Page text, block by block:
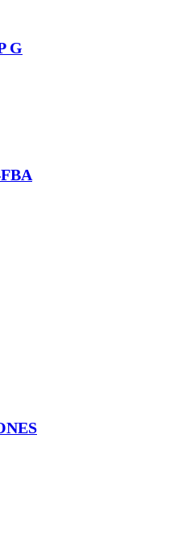
G